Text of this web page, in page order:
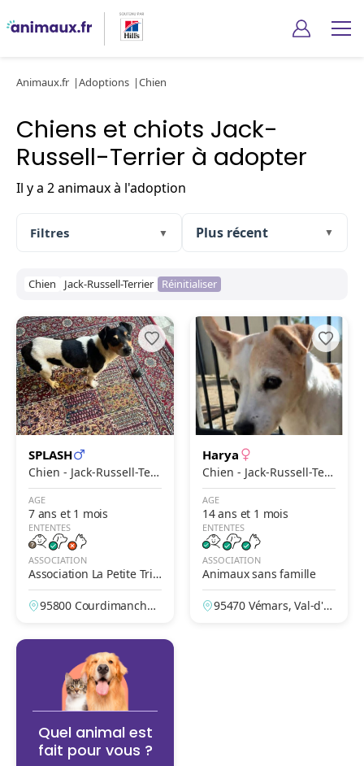
Animaux.fr Adoptions Chien
Chiens et chiots Jack-
Russell-Terrier à adopter
Il y a 2 animaux à l'adoption
Filtres ▼ ▼
Chien Jack-Russell-Terrier Réinitialiser
SPLASH
Chien - Jack-Russell-Terr
ier
AGE
7 ans et 1 mois
ENTENTES
ASSOCIATION
Association La Petite Trib
u
95800 Courdimanche,
Harya
Chien - Jack-Russell-Terr
ier
AGE
14 ans et 1 mois
ENTENTES
ASSOCIATION
Animaux sans famille
95470 Vémars, Val-d'Oi
Quel animal est
fait pour vous ?